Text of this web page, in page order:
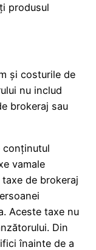
produsul
și costurile de
nu includ
brokeraj sau
conținutul
vamale
de brokeraj
Aceste taxe nu
Din
înainte de a